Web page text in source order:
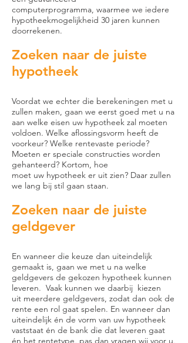
computerprogramma, waarmee we iedere
hypotheekmogelijkheid 30 jaren kunnen
doorrekenen.
Zoeken naar de juiste
hypotheek
Voordat we echter die berekeningen met u
zullen maken, gaan we eerst goed met u na
aan welke eisen uw hypotheek zal moeten
voldoen. Welke aflossingsvorm heeft de
voorkeur? Welke rentevaste periode?
Moeten er speciale constructies worden
gehanteerd? Kortom, hoe
moet uw hypotheek er uit zien? Daar zullen
we lang bij stil gaan staan.
Zoeken naar de juiste
geldgever
En wanneer die keuze dan uiteindelijk
gemaakt is, gaan we met u na welke
geldgevers de gekozen hypotheek kunnen
leveren. Vaak kunnen we daarbij kiezen
uit meerdere geldgevers, zodat dan ook de
rente een rol gaat spelen. En wanneer dan
uiteindelijk én de vorm van uw hypotheek
vaststaat én de bank die dat leveren gaat
én het rentetype, pas dan vragen wij voor u,